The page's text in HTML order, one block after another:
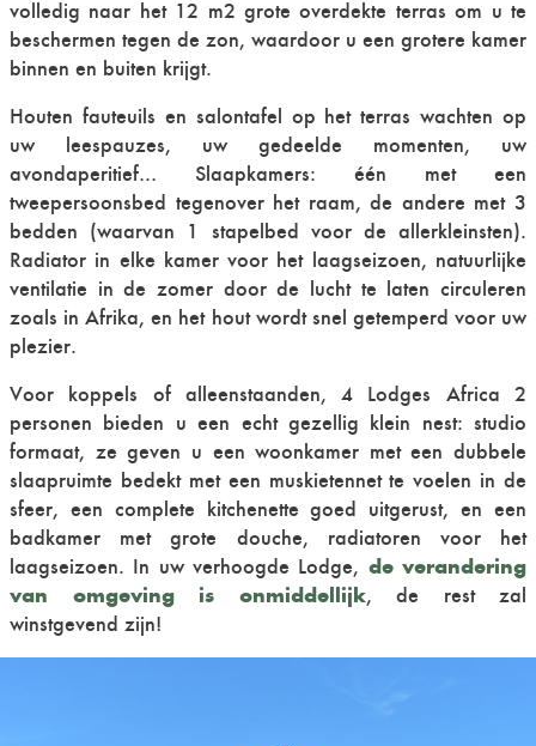
volledig naar het 12 m2 grote overdekte terras om u te
beschermen tegen de zon, waardoor u een grotere kamer
binnen en buiten krijgt.
Houten fauteuils en salontafel op het terras wachten op
uw leespauzes, uw gedeelde momenten, uw
avondaperitief… Slaapkamers: één met een
tweepersoonsbed tegenover het raam, de andere met 3
bedden (waarvan 1 stapelbed voor de allerkleinsten).
Radiator in elke kamer voor het laagseizoen, natuurlijke
ventilatie in de zomer door de lucht te laten circuleren
zoals in Afrika, en het hout wordt snel getemperd voor uw
plezier.
Voor koppels of alleenstaanden, 4 Lodges Africa 2
personen bieden u een echt gezellig klein nest: studio
formaat, ze geven u een woonkamer met een dubbele
slaapruimte bedekt met een muskietennet te voelen in de
sfeer, een complete kitchenette goed uitgerust, en een
badkamer met grote douche, radiatoren voor het
laagseizoen. In uw verhoogde Lodge, de verandering
van omgeving is onmiddellijk, de rest zal
winstgevend zijn!